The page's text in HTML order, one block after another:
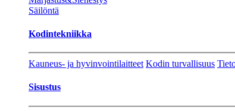
Säilöntä
Kodintekniikka
Kauneus- ja hyvinvointilaitteet Kodin turvallisuus
Sisustus